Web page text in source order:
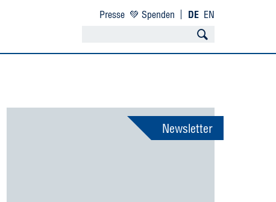
Presse 💚 Spenden DE EN
Newsletter